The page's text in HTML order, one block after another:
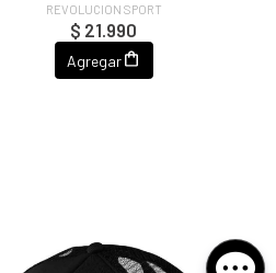
REVOLUCION SPORT
$ 21.990
Agregar